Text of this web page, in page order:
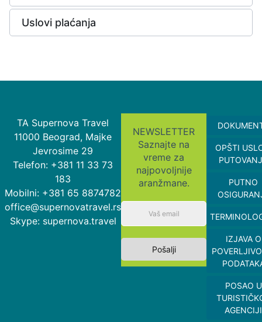
Uslovi plaćanja
TA Supernova Travel
11000 Beograd, Majke
Jevrosime 29
Telefon: +381 11 33 73
183
Mobilni: +381 65 8874782
office@supernovatravel.rs
Skype: supernova.travel
NEWSLETTER
Saznajte na
vreme za
najpovoljnije
aranžmane.
Pošalji
OPŠTI
PUTNO
IZJAVA O
POSAO U
AGENCIJI